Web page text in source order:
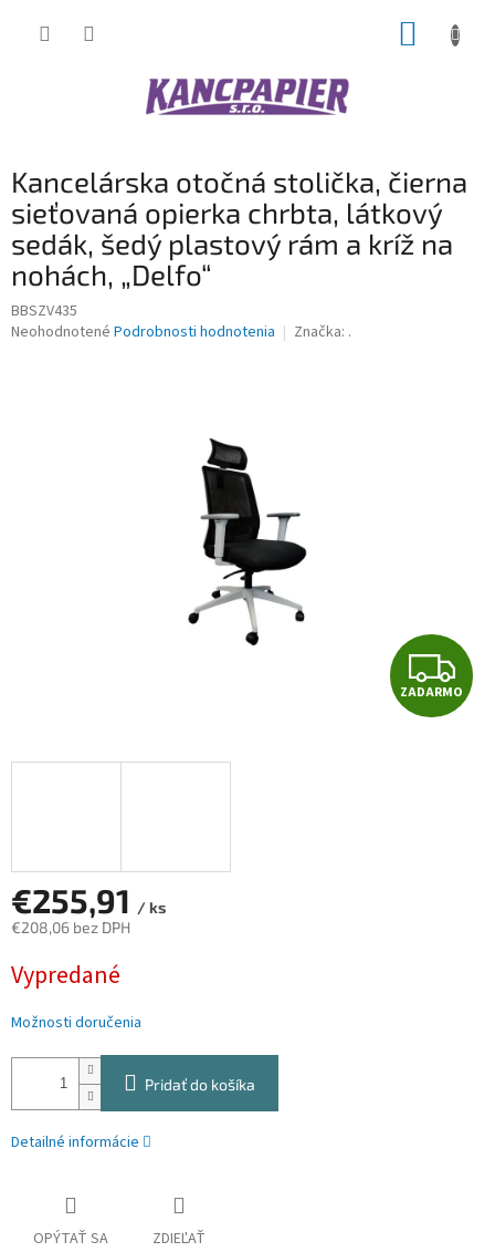
Kancelárska otočná stolička, čierna
sieťovaná opierka chrbta, látkový
sedák, šedý plastový rám a kríž na
nohách, „Delfo“
BBSZV435
Priemerné
Neohodnotené Podrobnosti hodnotenia Značka: .
Z
A
ZADARMO
€255,91 / ks
€208,06 bez DPH
cena:
Vypredané
Možnosti doručenia
Pridať do košíka
Detailné informácie
OPÝTAŤ SA ZDIEĽAŤ